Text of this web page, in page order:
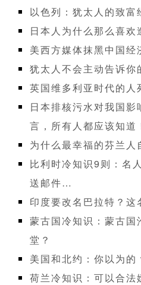
以色列：犹太人的致富
日本人为什么那么喜欢
美西方媒体抹黑中国经
犹太人不会主动告诉你
英国维多利亚时代的人
日本排核污水对我国
言，所有人都应该知道
为什么最幸福的芬兰人
比利时冷知识9则：名
送邮件…
印度要改名巴拉特？这
蒙古国冷知识：蒙古国
堂？
美国和北约：你以为
荷兰冷知识：可以合法